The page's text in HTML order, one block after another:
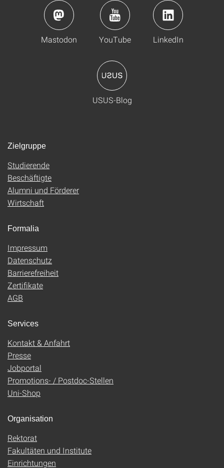
Mastodon YouTube LinkedIn
USUS-Blog
Zielgruppe
Studierende
Beschäftigte
Alumni und Förderer
Wirtschaft
Formalia
Impressum
Datenschutz
Barrierefreiheit
Zertifikate
AGB
Services
Kontakt & Anfahrt
Presse
Jobportal
Promotions- / Postdoc-Stellen
Uni-Shop
Organisation
Rektorat
Fakultäten und Institute
Einrichtungen